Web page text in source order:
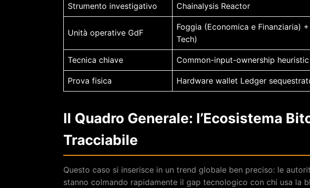
Strumento investigativo Chainalysis Reactor
Unità operative GdF
Foggia (Economica e Finanziaria)
Tech)
Tecnica chiave Common-input-ownership
Prova fisica Hardware wallet Ledger
Il Quadro Generale: l’Ecosistema
Tracciabile
Questo caso si inserisce in un trend globale ben preciso: le
stanno colmando rapidamente il gap tecnologico con chi usa la